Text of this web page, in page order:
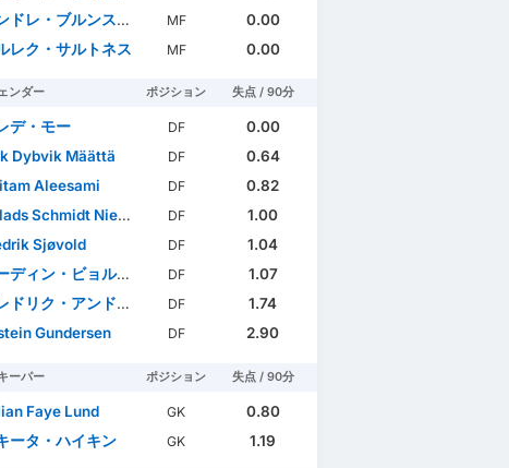
・ブルンスタード・フェアット
MF
0.00
レク・サルトネス
MF 0.00
ンダー ポジション 失点 / 90分
デ・モー DF
0.00
Dybvik Määttä
DF
0.64
Aleesami
DF
0.82
Schmidt Nielsen
DF
1.00
Sjøvold
DF
1.04
ィン・ビョルタフト
DF
1.07
リク・アンドレ・ビェルカン
DF
1.74
Gundersen
DF 2.90
ーパー ポジション 失点 / 90分
Faye Lund GK
0.80
ータ・ハイキン
GK 1.19